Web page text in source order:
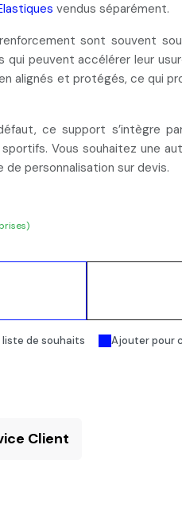
vendus séparément.
sont souvent
qui peuvent accélérer leur
alignés et protégés, ce qui
ce support s’intègre
Vous souhaitez une
de personnalisation sur devis.
Ajouter pour
de souhaits
Client